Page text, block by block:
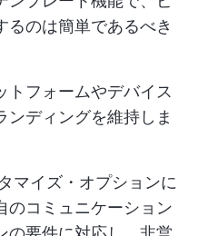
るのは簡単であるべき
トフォームやデバイス
ンディングを維持しま
マイズ・オプションに
のコミュニケーション